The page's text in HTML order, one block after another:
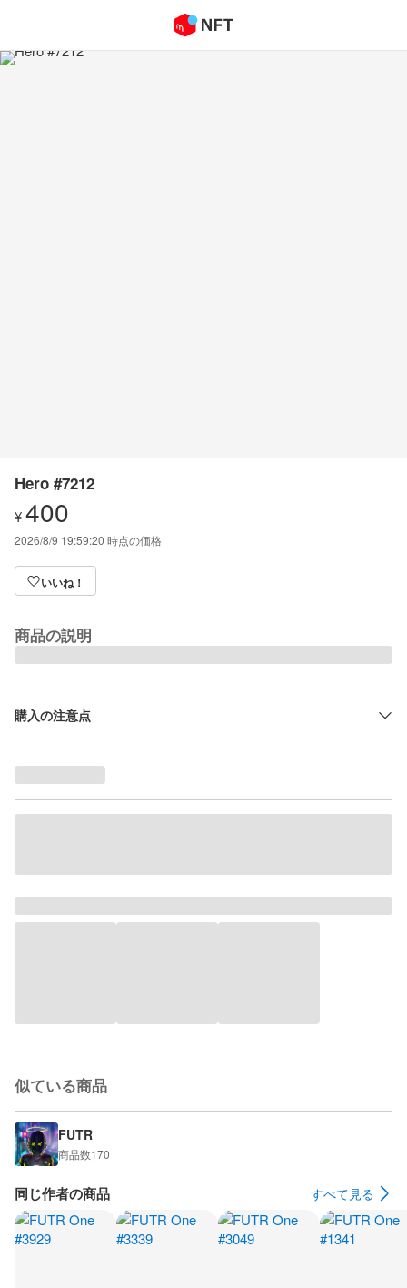
Hero #7212
¥400
2026/8/9 19:59:20 時点の価格
いいね！
商品の説明
購入の注意点
似ている商品
FUTR
商品数170
同じ作者の商品 すべて見る